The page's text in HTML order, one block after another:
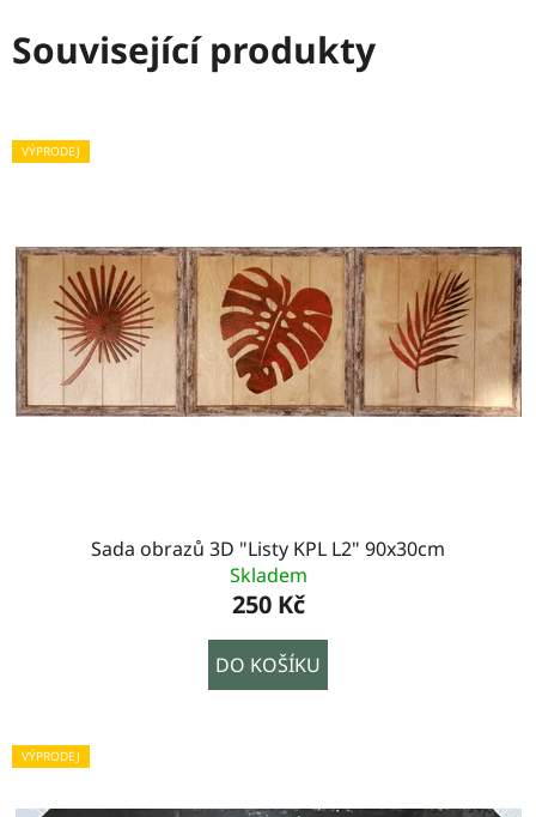
Související produkty
VÝPRODEJ
Sada obrazů 3D "Listy KPL L2" 90x30cm
Skladem
250 Kč
DO KOŠÍKU
VÝPRODEJ